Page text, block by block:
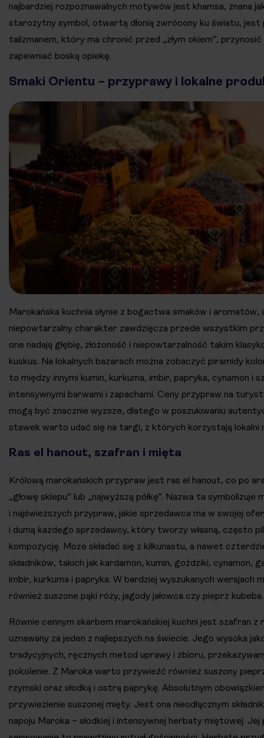
najbardziej rozpoznawalnych motywów jest khamsa, znana
starożytny symbol, otwartą dłonią zwrócony ku światu, jest
talizmanem, który ma chronić przed „złym okiem”,
zapewniać boską opiekę.
Smaki Orientu – przyprawy i lokalne
Marokańska kuchnia słynie z bogactwa smaków i aromatów,
niepowtarzalny charakter zawdzięcza przede wszystkim
one nadają głębię, złożoność i niepowtarzalność takim
kuskus. Na lokalnych bazarach można zobaczyć piramidy
to między innymi kumin, kurkuma, imbir, papryka, cynamon i
intensywnymi barwami i zapachami. Ceny przypraw na
mogą być znacznie wyższe, dlatego w poszukiwaniu
stawek warto udać się na targi, z których korzystają lokalni
Ras el hanout, szafran i mięta
Królową marokańskich przypraw jest ras el hanout, co po
„głowę sklepu” lub „najwyższą półkę”. Nazwa ta symbolizuje
i najświeższych przypraw, jakie sprzedawca ma w swojej
i dumą każdego sprzedawcy, który tworzy własną, często
kompozycję. Może składać się z kilkunastu, a nawet
składników, takich jak kardamon, kumin, goździki, cynamon,
imbir, kurkuma i papryka. W bardziej wyszukanych wersjach
również suszone pąki róży, jagody jałowca czy pieprz kubeba.
Równie cennym skarbem marokańskiej kuchni jest szafran z
uznawany za jeden z najlepszych na świecie. Jego wysoka
tradycyjnych, ręcznych metod uprawy i zbioru,
pokolenie. Z Maroka warto przywieźć również suszony
rzymski oraz słodką i ostrą paprykę. Absolutnym
przywiezienie suszonej mięty. Jest ona nieodłącznym
napoju Maroka – słodkiej i intensywnej herbaty miętowej. Jej